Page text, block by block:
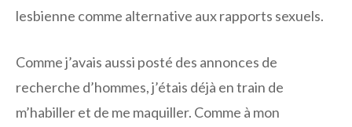
lesbienne comme alternative aux rapports sexuels.
Comme j’avais aussi posté des annonces de
recherche d’hommes, j’étais déjà en train de
m’habiller et de me maquiller. Comme à mon